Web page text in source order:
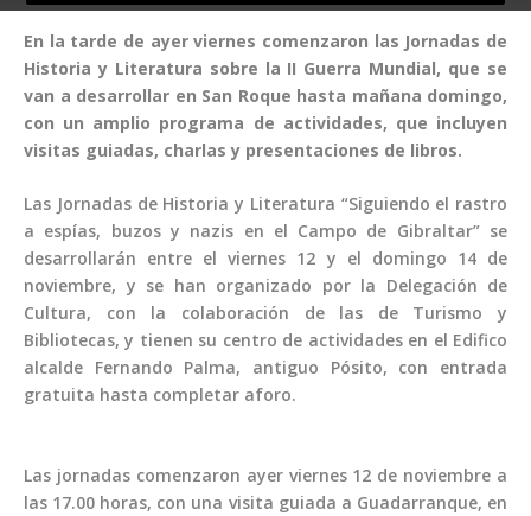
Media error: Format(s) not supported or source(s) not found
Descargar archivo: https://multimediasanroque.com/wp-
content/uploads/2019/11/Video-Cabecera.mp4
En la tarde de ayer viernes comenzaron las Jornadas de
Historia y Literatura sobre la II Guerra Mundial, que se
van a desarrollar en San Roque hasta mañana domingo,
con un amplio programa de actividades, que incluyen
visitas guiadas, charlas y presentaciones de libros.
Las Jornadas de Historia y Literatura “Siguiendo el rastro
a espías, buzos y nazis en el Campo de Gibraltar” se
desarrollarán entre el viernes 12 y el domingo 14 de
noviembre, y se han organizado por la Delegación de
Cultura, con la colaboración de las de Turismo y
Bibliotecas, y tienen su centro de actividades en el Edifico
alcalde Fernando Palma, antiguo Pósito, con entrada
gratuita hasta completar aforo.
Las jornadas comenzaron ayer viernes 12 de noviembre a
las 17.00 horas, con una visita guiada a Guadarranque, en